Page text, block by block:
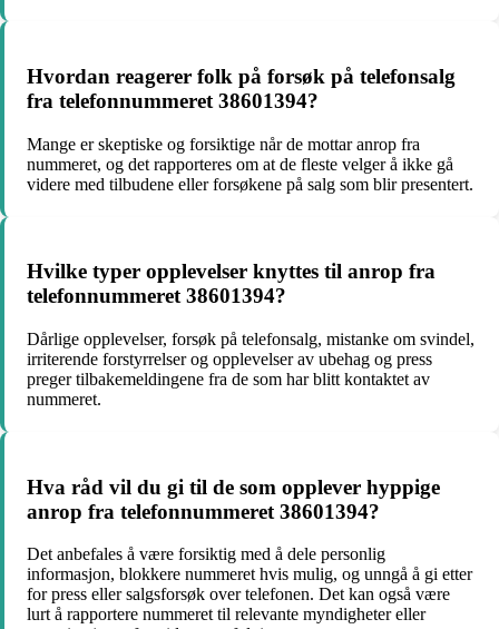
Hvordan reagerer folk på forsøk på telefonsalg
fra telefonnummeret 38601394?
Mange er skeptiske og forsiktige når de mottar anrop fra
nummeret, og det rapporteres om at de fleste velger å ikke gå
videre med tilbudene eller forsøkene på salg som blir presentert.
Hvilke typer opplevelser knyttes til anrop fra
telefonnummeret 38601394?
Dårlige opplevelser, forsøk på telefonsalg, mistanke om svindel,
irriterende forstyrrelser og opplevelser av ubehag og press
preger tilbakemeldingene fra de som har blitt kontaktet av
nummeret.
Hva råd vil du gi til de som opplever hyppige
anrop fra telefonnummeret 38601394?
Det anbefales å være forsiktig med å dele personlig
informasjon, blokkere nummeret hvis mulig, og unngå å gi etter
for press eller salgsforsøk over telefonen. Det kan også være
lurt å rapportere nummeret til relevante myndigheter eller